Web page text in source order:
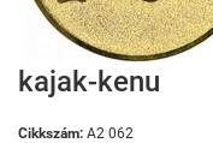
kajak-kenu
Cikkszám: A2 062